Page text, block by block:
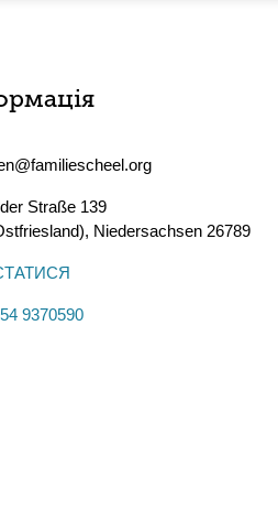
Straße 139
, Niedersachsen 26789
9370590